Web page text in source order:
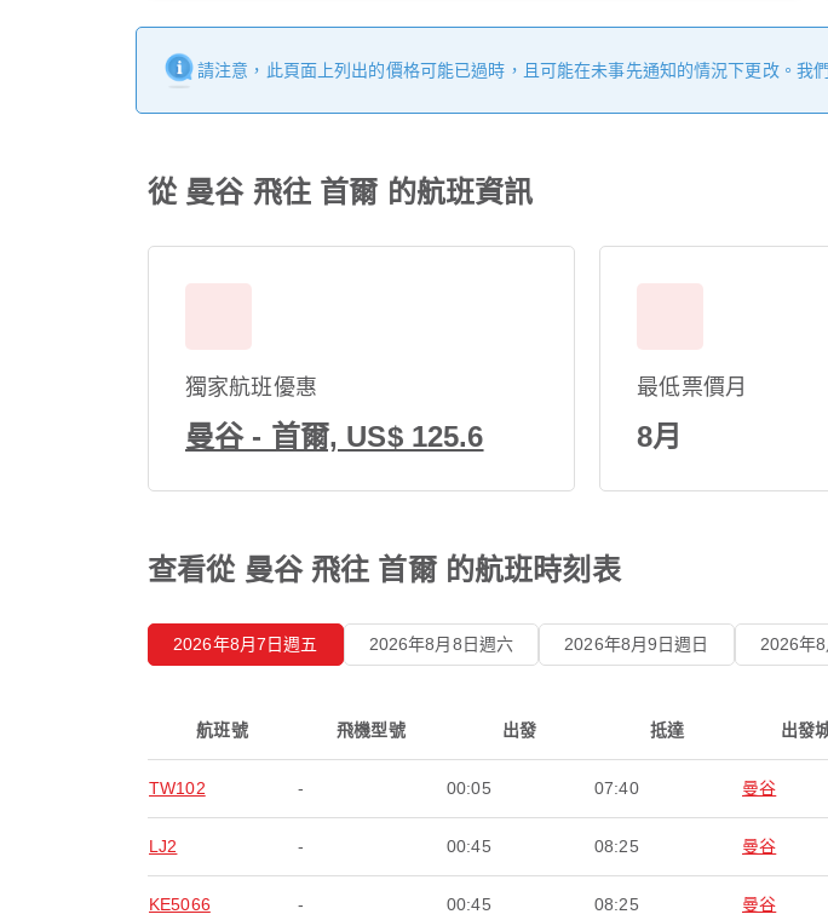
請注意，此頁面上列出的價格可能已過時，且可能在未事先通知的情況下更改。我
從 曼谷 飛往 首爾 的航班資訊
獨家航班優惠
曼谷 - 首爾, US$ 125.6
最低票價月
8月
查看從 曼谷 飛往 首爾 的航班時刻表
2026年8月7日週五 2026年8月8日週六 2026年8月9日週日 2026年
航班號 飛機型號 出發 抵達 出發
TW102 - 00:05 07:40 曼谷
LJ2 - 00:45 08:25 曼谷
KE5066 - 00:45 08:25 曼谷